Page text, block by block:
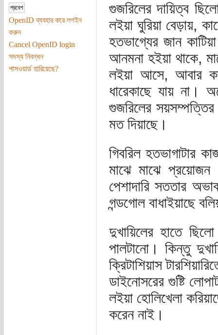
OpenID ব্যবহার করে লগইন
করুন
Cancel OpenID login
সদস্য নিবন্ধন
পাসওয়ার্ড হারিয়েছে?
গুজরিলের দায়িত্ব
লইয়া ঘুরিয়া বেড়ায়,
হতভাগ্যের জান
আনমনা হইয়া থাকে,
লইয়া আসে, আবার
ধারেকাছে যায় না।
গুজরিলের
মত দিয়াছে।
গিবরিল হতভাগাটার
মাঝে মাঝে
পেশাদারি সততার
গন্ডগোল বাধাইয়াছে
দুখায়িলের হাতে
পালটানো। কিন্তু
ক্রিটাশিয়াস
ডাইনোসরের গুষ্টি
লইয়া হোলিখেলা
করেন নাই।